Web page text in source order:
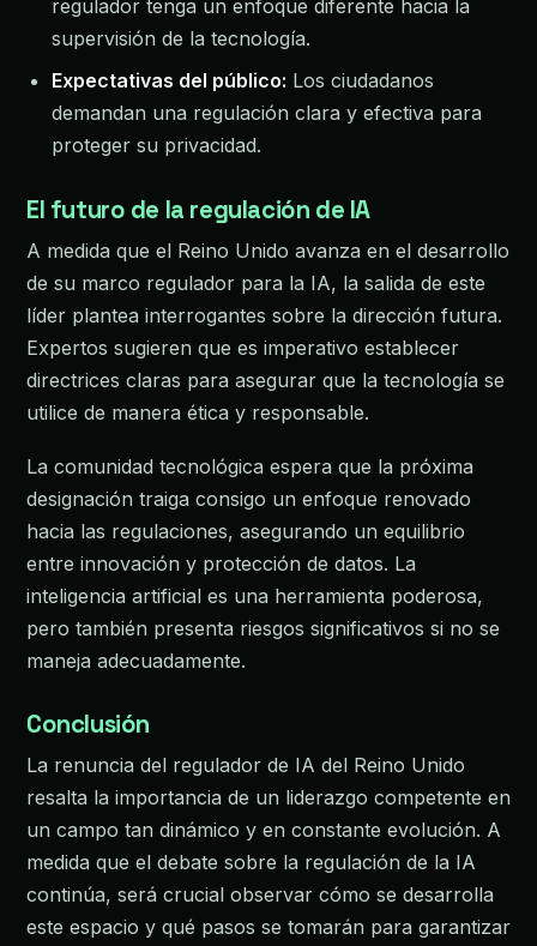
regulador tenga un enfoque diferente hacia la
supervisión de la tecnología.
Expectativas del público: Los ciudadanos
demandan una regulación clara y efectiva para
proteger su privacidad.
El futuro de la regulación de IA
A medida que el Reino Unido avanza en el desarrollo
de su marco regulador para la IA, la salida de este
líder plantea interrogantes sobre la dirección futura.
Expertos sugieren que es imperativo establecer
directrices claras para asegurar que la tecnología se
utilice de manera ética y responsable.
La comunidad tecnológica espera que la próxima
designación traiga consigo un enfoque renovado
hacia las regulaciones, asegurando un equilibrio
entre innovación y protección de datos. La
inteligencia artificial es una herramienta poderosa,
pero también presenta riesgos significativos si no se
maneja adecuadamente.
Conclusión
La renuncia del regulador de IA del Reino Unido
resalta la importancia de un liderazgo competente en
un campo tan dinámico y en constante evolución. A
medida que el debate sobre la regulación de la IA
continúa, será crucial observar cómo se desarrolla
este espacio y qué pasos se tomarán para garantizar